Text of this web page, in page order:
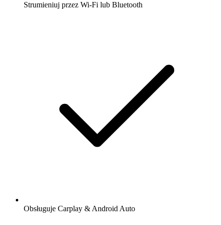
Strumieniuj przez Wi-Fi lub Bluetooth
Obsługuje Carplay & Android Auto